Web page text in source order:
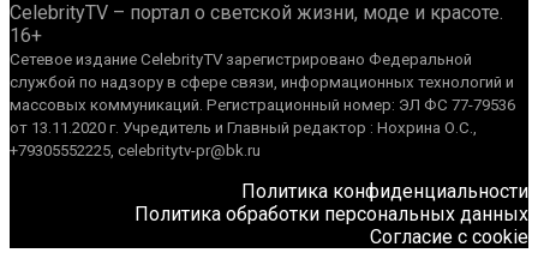
CelebrityTV – портал о светской жизни, моде и красоте.
16+
Сетевое издание CelebrityTV зарегистрировано Федеральной
службой по надзору в сфере связи, информационных технологий и
массовых коммуникаций. Регистрационный номер: ЭЛ ФС 77-79536
от 13.11.2020 г. Учредитель и Главный редактор : Нохрина О.С.,
+79305552225, celebritytv-pr@bk.ru
Политика конфиденциальности
Политика обработки персональных данных
Согласие с cookie